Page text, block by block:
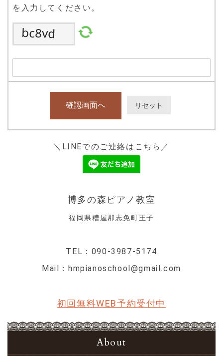
を入力してください。
＼LINEでのご連絡はこちら／
博多の森ピアノ教室
福岡県糟屋郡志免町王子
TEL：090-3987-5174
Mail：hmpianoschool@gmail.com
初回無料WEB予約受付中
About